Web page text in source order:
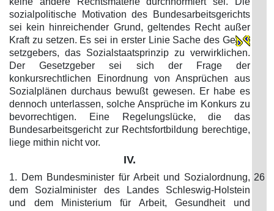
sozialpolitische Motivation des Bundesarbeitsgerichts
sei kein hinreichender Grund, geltendes Recht außer
Kraft zu setzen. Es sei in erster Linie Sache des Ge
setzgebers, das Sozialstaatsprinzip zu verwirklichen.
Der Gesetzgeber sei sich der Frage der
konkursrechtlichen Einordnung von Ansprüchen aus
Sozialplänen durchaus bewußt gewesen. Er habe es
dennoch unterlassen, solche Ansprüche im Konkurs zu
bevorrechtigen. Eine Regelungslücke, die das
Bundesarbeitsgericht zur Rechtsfortbildung berechtige,
liege mithin nicht vor.
IV.
1. Dem Bundesminister für Arbeit und Sozialordnung,
dem Sozialminister des Landes Schleswig-Holstein
und dem Ministerium für Arbeit, Gesundheit und
26